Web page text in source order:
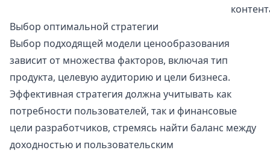
Выбор оптимальной стратегии
Выбор подходящей модели ценообразования
зависит от множества факторов, включая тип
продукта, целевую аудиторию и цели бизнеса.
Эффективная стратегия должна учитывать как
потребности пользователей, так и финансовые
цели разработчиков, стремясь найти баланс между
доходностью и пользовательским